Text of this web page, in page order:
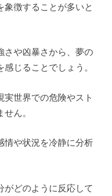
徴することが多いと
さや凶暴さから、夢の
じることでしょう。
実世界での危険やスト
ん。
情や状況を冷静に分析
がどのように反応して